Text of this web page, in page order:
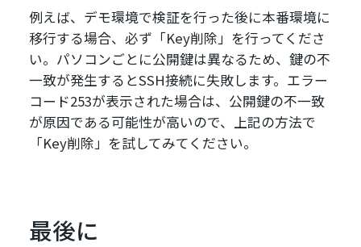
例えば、デモ環境で検証を行った後に本番環境に
移行する場合、必ず「Key削除」を行ってくださ
い。パソコンごとに公開鍵は異なるため、鍵の不
一致が発生するとSSH接続に失敗します。エラー
コード253が表示された場合は、公開鍵の不一致
が原因である可能性が高いので、上記の方法で
「Key削除」を試してみてください。
最後に